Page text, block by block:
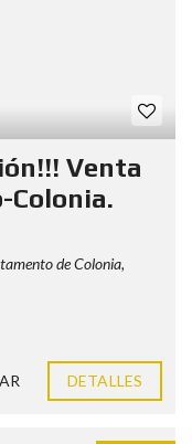
Venta
Colonia.
de Colonia,
DETALLES